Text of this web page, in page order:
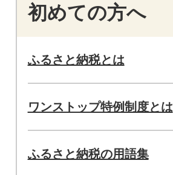
初めての方へ
ふるさと納税とは
ワンストップ特例制度とは
ふるさと納税の用語集